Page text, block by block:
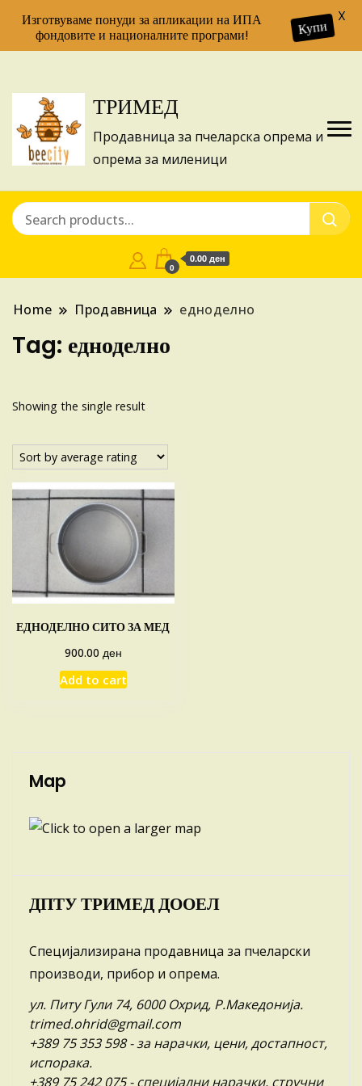
ТРИМЕД
Продавница за пчеларска опрема и
опрема за миленици
0
0.00 ден
Home Продавница едноделно
Tag: едноделно
Showing the single result
ЕДНОДЕЛНО СИТО ЗА МЕД
900.00 ден
Add to cart
Map
ДПТУ ТРИМЕД ДООЕЛ
Специјализирана продавница за пчеларски
производи, прибор и опрема.
ул. Питу Гули 74, 6000 Охрид, Р.Македонија.
trimed.ohrid@gmail.com
+389 75 353 598- за нарачки, цени, достапност,
испорака.
+389 75 242 075- специјални нарачки, стручни
Изготвуваме понуди за апликации на ИПА
фондовите и националните програми!
Купи
X